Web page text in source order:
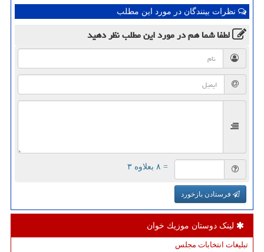
نظرات بینندگان در مورد این مطلب
لطفا شما همدر مورد این مطلبنظر دهید
= ۸ بعلاوه ۳
فرستادن بازخورد
لینک دوستان موزیك خوان
تبلیغات انتخابات مجلس